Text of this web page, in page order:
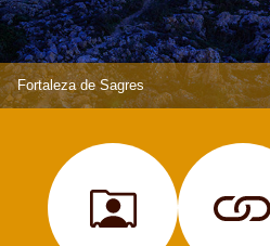
Fortaleza de Sagres